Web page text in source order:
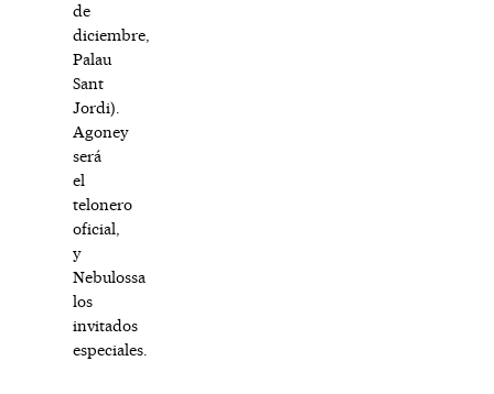
de
diciembre,
Palau
Sant
Jordi).
Agoney
será
el
telonero
oficial,
y
Nebulossa
los
invitados
especiales.